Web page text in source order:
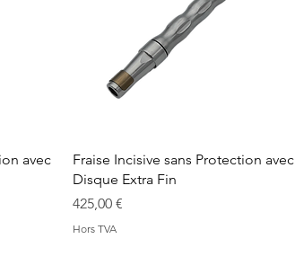
avec
Fraise Incisive sans Protection avec
Disque Extra Fin
Prix
425,00 €
Hors TVA